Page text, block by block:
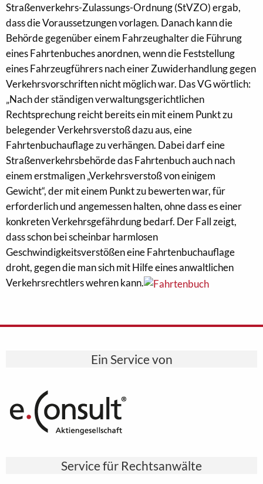
Straßenverkehrs-Zulassungs-Ordnung (StVZO) ergab,
dass die Voraussetzungen vorlagen. Danach kann die
Behörde gegenüber einem Fahrzeughalter die Führung
eines Fahrtenbuches anordnen, wenn die Feststellung
eines Fahrzeugführers nach einer Zuwiderhandlung gegen
Verkehrsvorschriften nicht möglich war. Das VG wörtlich:
„Nach der ständigen verwaltungsgerichtlichen
Rechtsprechung reicht bereits ein mit einem Punkt zu
belegender Verkehrsverstoß dazu aus, eine
Fahrtenbuchauflage zu verhängen. Dabei darf eine
Straßenverkehrsbehörde das Fahrtenbuch auch nach
einem erstmaligen „Verkehrsverstoß von einigem
Gewicht“, der mit einem Punkt zu bewerten war, für
erforderlich und angemessen halten, ohne dass es einer
konkreten Verkehrsgefährdung bedarf. Der Fall zeigt,
dass schon bei scheinbar harmlosen
Geschwindigkeitsverstößen eine Fahrtenbuchauflage
droht, gegen die man sich mit Hilfe eines anwaltlichen
Verkehrsrechtlers wehren kann.
Ein Service von
Service für Rechtsanwälte